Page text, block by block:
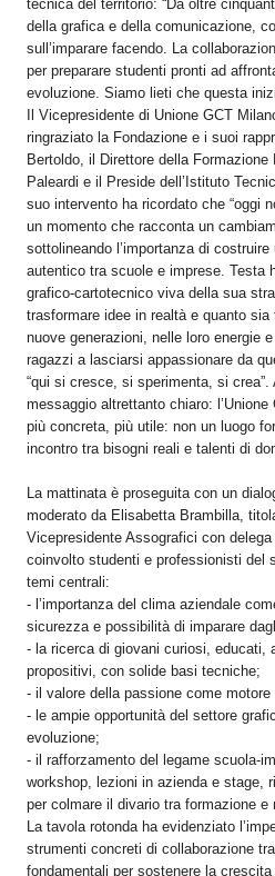
tecnica del territorio: “Da oltre
della grafica e della comunicazione,
sull’imparare facendo. La
per preparare studenti pronti ad
evoluzione. Siamo lieti che questa
Il Vicepresidente di Unione GCT
ringraziato la Fondazione e i suoi
Bertoldo, il Direttore della
Paleardi e il Preside dell’Istituto
suo intervento ha ricordato che “oggi
un momento che racconta un
sottolineando l’importanza di
autentico tra scuole e imprese. Testa
grafico-cartotecnico viva della sua
trasformare idee in realtà e quanto
nuove generazioni, nelle loro energie
ragazzi a lasciarsi appassionare da
“qui si cresce, si sperimenta, si
messaggio altrettanto chiaro: l’Unione
più concreta, più utile: non un luogo
incontro tra bisogni reali e talenti di
La mattinata è proseguita con un
moderato da Elisabetta Brambilla,
Vicepresidente Assografici con
coinvolto studenti e professionisti del
temi centrali:
- l’importanza del clima aziendale
sicurezza e possibilità di imparare
- la ricerca di giovani curiosi, educati,
propositivi, con solide basi tecniche;
- il valore della passione come
- le ampie opportunità del settore
evoluzione;
- il rafforzamento del legame scuola-
workshop, lezioni in azienda e stage,
per colmare il divario tra formazione e
La tavola rotonda ha evidenziato
strumenti concreti di collaborazione
fondamentali per sostenere la